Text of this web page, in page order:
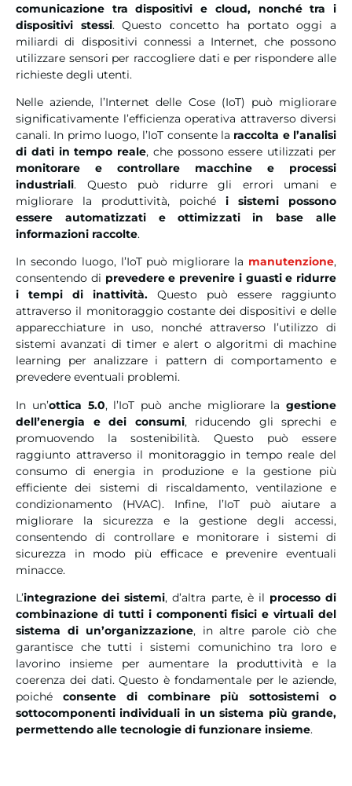
comunicazione tra dispositivi e cloud, nonché tra i
dispositivi stessi. Questo concetto ha portato oggi a
miliardi di dispositivi connessi a Internet, che possono
utilizzare sensori per raccogliere dati e per rispondere alle
richieste degli utenti.
Nelle aziende, l’Internet delle Cose (IoT) può migliorare
significativamente l’efficienza operativa attraverso diversi
canali. In primo luogo, l’IoT consente la raccolta e l’analisi
di dati in tempo reale, che possono essere utilizzati per
monitorare e controllare macchine e processi
industriali. Questo può ridurre gli errori umani e
migliorare la produttività, poiché i sistemi possono
essere automatizzati e ottimizzati in base alle
informazioni raccolte.
In secondo luogo, l’IoT può migliorare la manutenzione,
consentendo di prevedere e prevenire i guasti e ridurre
i tempi di inattività. Questo può essere raggiunto
attraverso il monitoraggio costante dei dispositivi e delle
apparecchiature in uso, nonché attraverso l’utilizzo di
sistemi avanzati di timer e alert o algoritmi di machine
learning per analizzare i pattern di comportamento e
prevedere eventuali problemi.
In un’ottica 5.0, l’IoT può anche migliorare la gestione
dell’energia e dei consumi, riducendo gli sprechi e
promuovendo la sostenibilità. Questo può essere
raggiunto attraverso il monitoraggio in tempo reale del
consumo di energia in produzione e la gestione più
efficiente dei sistemi di riscaldamento, ventilazione e
condizionamento (HVAC). Infine, l’IoT può aiutare a
migliorare la sicurezza e la gestione degli accessi,
consentendo di controllare e monitorare i sistemi di
sicurezza in modo più efficace e prevenire eventuali
minacce.
L’integrazione dei sistemi, d’altra parte, è il processo di
combinazione di tutti i componenti fisici e virtuali del
sistema di un’organizzazione, in altre parole ciò che
garantisce che tutti i sistemi comunichino tra loro e
lavorino insieme per aumentare la produttività e la
coerenza dei dati. Questo è fondamentale per le aziende,
poiché consente di combinare più sottosistemi o
sottocomponenti individuali in un sistema più grande,
permettendo alle tecnologie di funzionare insieme.